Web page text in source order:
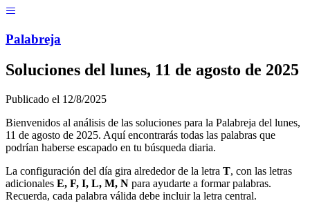
Palabreja
Soluciones del lunes, 11 de agosto de 2025
Publicado el 12/8/2025
Bienvenidos al análisis de las soluciones para la Palabreja del lunes,
11 de agosto de 2025. Aquí encontrarás todas las palabras que
podrían haberse escapado en tu búsqueda diaria.
La configuración del día gira alrededor de la letra T, con las letras
adicionales E, F, I, L, M, N para ayudarte a formar palabras.
Recuerda, cada palabra válida debe incluir la letra central.